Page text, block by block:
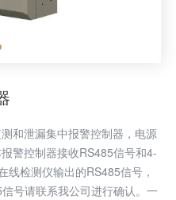
和泄漏集中报警控制器，电源
警控制器接收RS485信号和4-
线检测仪输出的RS485信号，
号请联系我公司进行确认。一